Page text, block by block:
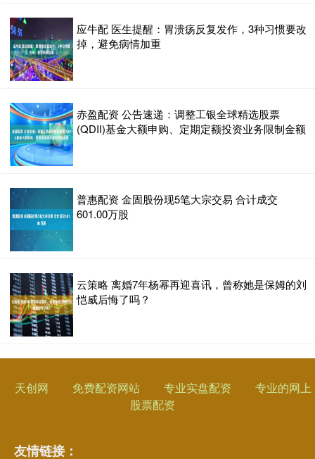
应牛配 医生提醒：胃溃疡反复发作，3种习惯要改
掉，避免病情加重
赤盈配资 公告速递：调整工银全球精选股票
(QDII)基金大额申购、定期定额投资业务限制金额
普惠配资 金固股份现5笔大宗交易 合计成交
601.00万股
云策略 离婚7年杨幂再迎喜讯，曾称她是保姆的刘
恺威后悔了吗？
天创网 免费配资网站 专业实盘配资
专业的网上
股票配资
友情链接：